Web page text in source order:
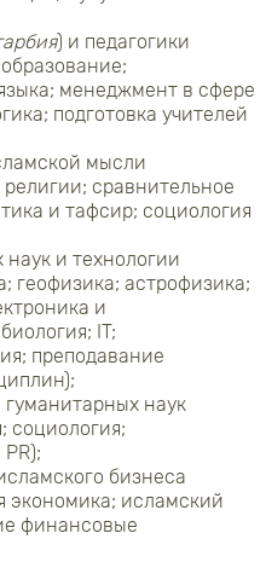
) и педагогики
менеджмент в сфере
подготовка учителей
мысли
сравнительное
и тафсир; социология
и технологии
геофизика; астрофизика;
и
IT;
преподавание
наук
социология;
бизнеса
экономика; исламский
финансовые